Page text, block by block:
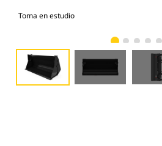
Toma en estudio